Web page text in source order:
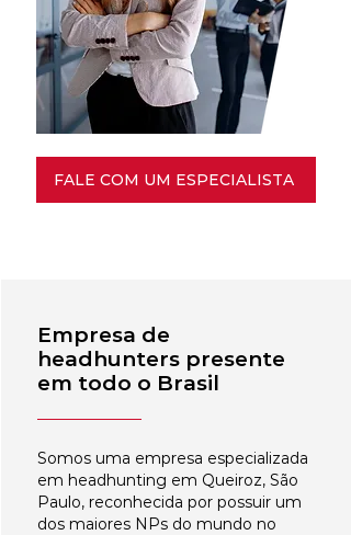
FALE COM UM ESPECIALISTA
Empresa de
headhunters presente
em todo o Brasil
Somos uma empresa especializada
em headhunting em Queiroz, São
Paulo, reconhecida por possuir um
dos maiores NPs do mundo no